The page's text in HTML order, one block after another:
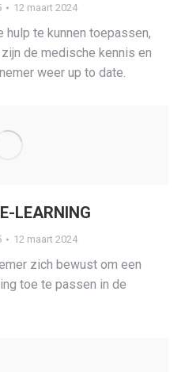
12 maart 2024
te kunnen toepassen,
de medische kennis en
weer up to date.
LEARNING
12 maart 2024
zich bewust om een
toe te passen in de